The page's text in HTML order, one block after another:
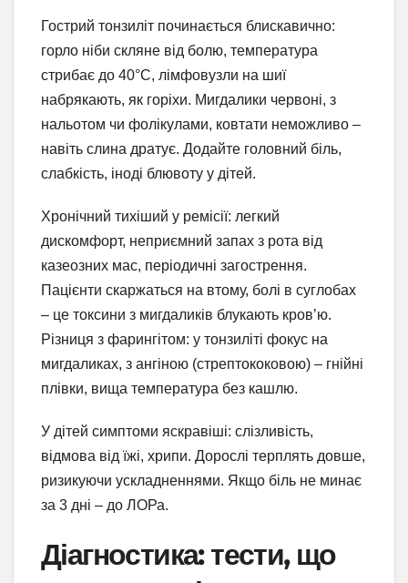
Гострий тонзиліт починається блискавично:
горло ніби скляне від болю, температура
стрибає до 40°C, лімфовузли на шиї
набрякають, як горіхи. Мигдалики червоні, з
нальотом чи фолікулами, ковтати неможливо –
навіть слина дратує. Додайте головний біль,
слабкість, іноді блювоту у дітей.
Хронічний тихіший у ремісії: легкий
дискомфорт, неприємний запах з рота від
казеозних мас, періодичні загострення.
Пацієнти скаржаться на втому, болі в суглобах
– це токсини з мигдаликів блукають кров’ю.
Різниця з фарингітом: у тонзиліті фокус на
мигдаликах, з ангіною (стрептококовою) – гнійні
плівки, вища температура без кашлю.
У дітей симптоми яскравіші: слізливість,
відмова від їжі, хрипи. Дорослі терплять довше,
ризикуючи ускладненнями. Якщо біль не минає
за 3 дні – до ЛОРа.
Діагностика: тести, що